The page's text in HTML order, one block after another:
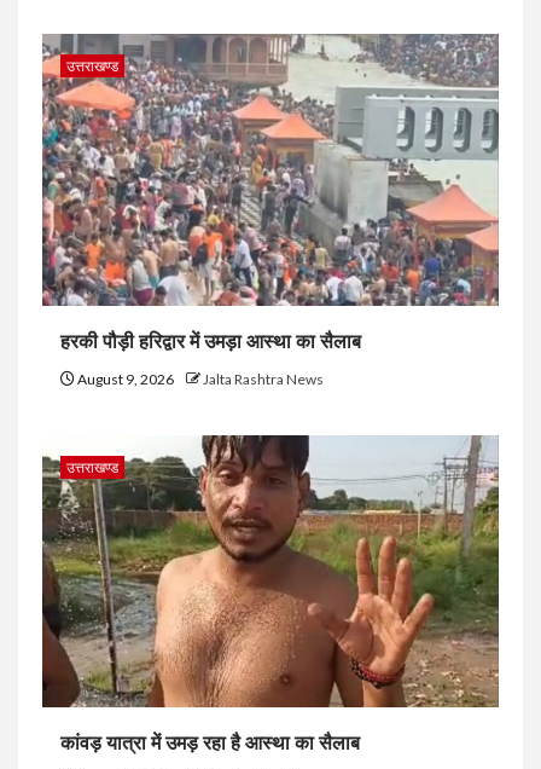
उत्तराखण्ड
हरकी पौड़ी हरिद्वार में उमड़ा आस्था का सैलाब
August 9, 2026 Jalta Rashtra News
उत्तराखण्ड
कांवड़ यात्रा में उमड़ रहा है आस्था का सैलाब